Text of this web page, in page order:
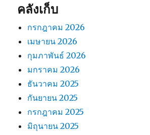
คลังเก็บ
กรกฎาคม 2026
เมษายน 2026
กุมภาพันธ์ 2026
มกราคม 2026
ธันวาคม 2025
กันยายน 2025
กรกฎาคม 2025
มิถุนายน 2025